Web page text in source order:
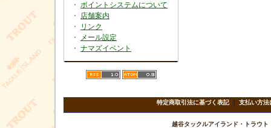
・ ポイントシステムについて
・ 店舗案内
・
リンク
・
メール設定
・ ナマズイベント
特定商取引法に基づく表記｜ 支払い方法
越谷タックルアイランド・トラ